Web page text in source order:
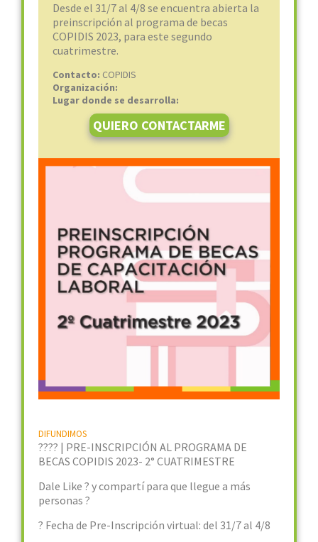
Desde el 31/7 al 4/8 se encuentra abierta la
preinscripción al programa de becas
COPIDIS 2023, para este segundo
cuatrimestre.
Contacto: COPIDIS
Organización:
Lugar donde se desarrolla:
QUIERO CONTACTARME
DIFUNDIMOS
?‍??‍? | PRE-INSCRIPCIÓN AL PROGRAMA DE
BECAS COPIDIS 2023- 2° CUATRIMESTRE
Dale Like ? y compartí para que llegue a más
personas ?
? Fecha de Pre-Inscripción virtual: del 31/7 al 4/8